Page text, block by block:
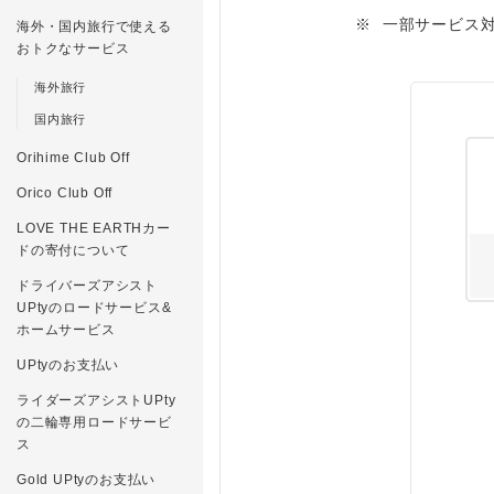
海外・国内旅行で使える
おトクなサービス
海外旅行
国内旅行
Orihime Club Off
Orico Club Off
LOVE THE EARTHカー
ドの寄付について
ドライバーズアシスト
UPtyのロードサービス&
ホームサービス
UPtyのお支払い
ライダーズアシストUPty
の二輪専用ロードサービ
ス
Gold UPtyのお支払い
※ 一部サービス